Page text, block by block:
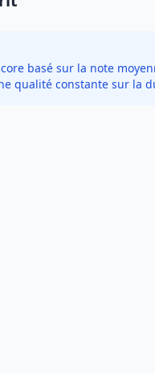
basé sur la note
qualité constante sur la